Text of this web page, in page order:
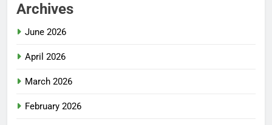
Archives
June 2026
April 2026
March 2026
February 2026